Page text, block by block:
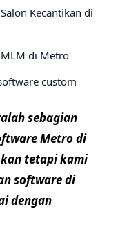
Kecantikan di
di Metro
custom
sebagian
Metro di
tetapi kami
software di
dengan